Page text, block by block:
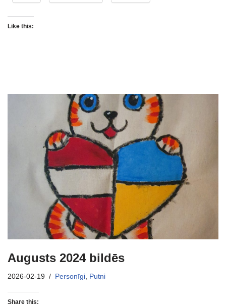
Like this:
Augusts 2024 bildēs
2026-02-19 Personīgi Putni
Share this: